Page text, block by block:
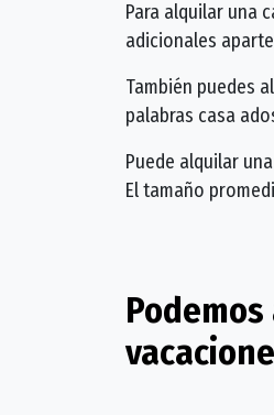
Para alquilar una
adicionales
También puedes
palabras casa
Puede alquilar
El tamaño